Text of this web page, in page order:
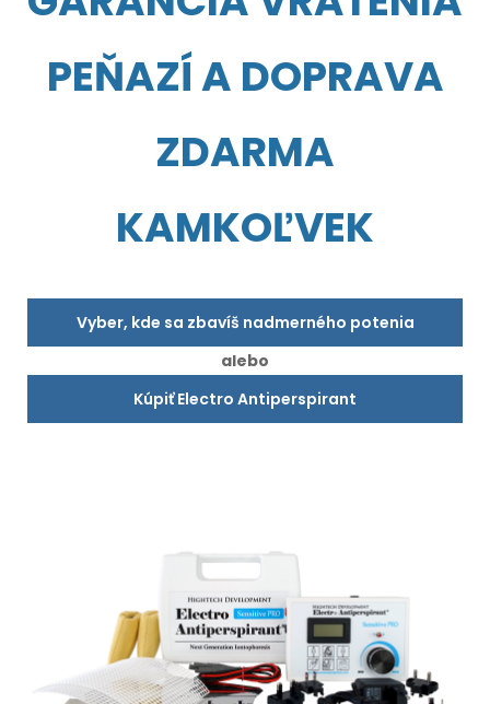
PEŇAZÍ A DOPRAVA
ZDARMA
KAMKOĽVEK
Vyber, kde sa zbavíš nadmerného potenia
alebo
Kúpiť Electro Antiperspirant